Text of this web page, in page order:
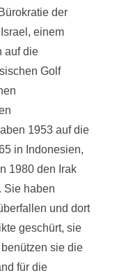
der
einem
auf die
Golf
1953 auf die
in Indonesien,
1980 den Irak
Sie haben
und dort
geschürt, sie
sie die
für die